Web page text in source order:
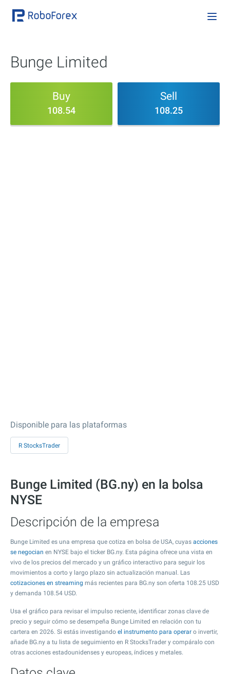
Bunge Limited
Buy
108.54
Sell
108.25
Disponible para las plataformas
R StocksTrader
Bunge Limited (BG.ny) en la bolsa
NYSE
Descripción de la empresa
Bunge Limited es una empresa que cotiza en bolsa de USA, cuyas acciones
se negocian en NYSE bajo el ticker BG.ny. Esta página ofrece una vista en
vivo de los precios del mercado y un gráfico interactivo para seguir los
movimientos a corto y largo plazo sin actualización manual. Las
cotizaciones en streaming más recientes para BG.ny son oferta 108.25 USD
y demanda 108.54 USD.
Usa el gráfico para revisar el impulso reciente, identificar zonas clave de
precio y seguir cómo se desempeña Bunge Limited en relación con tu
cartera en 2026. Si estás investigando el instrumento para operar o invertir,
añade BG.ny a tu lista de seguimiento en R StocksTrader y compáralo con
otras acciones estadounidenses y europeas, índices y metales.